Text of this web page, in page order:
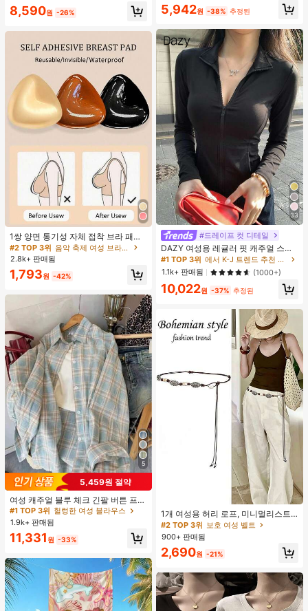
#1 TOP 3위
에서 녹색 다용도로 활용 가능한 데일리 탑
30+ 명 "좋은 원단 소재"
8,590원 -26%
1쌍 양면 통기성 자체 접착 브라 패드,
두꺼워진 삼각형 푸쉬업 디자인, 재사
용 가능, 보이지 않는 비키니 브라 삽
입물, 수영에 적합
#2 TOP 3위
음악 축제 여성 브라 액세서리
2.8k+ 판매됨
1,793원 -42%
5
5,459원 절약
여성 캐주얼 블루 체크 긴팔 버튼 프론
트 폴리에스터 셔츠, 레귤러 핏, 봄 의
류, 편안한 스타일
#1 TOP 3위 헐렁한 여성 블라우스
110+ 명 "예쁨"
#1 TOP 3위 헐렁한 여성 블라우스
110+ 명 "예쁨"
#1 TOP 3위 헐렁한 여성 블라우스
110+ 명 "예쁨"
#1 TOP 3위
헐렁한 여성 블라우스
110+ 명 "예쁨"
1.9k+ 판매됨
11,331 원 -33%
#1 TOP 3위
베이지 여성 토트백
거의 매진!
5,942원 -38% 추정된
33
#드레이프 컷 디테일
DAZY 여성용 레귤러 핏 캐주얼 스포
츠 지퍼업 봄버 재킷, 봄, 가을 여성 의
류 여성 코트
#1 TOP 3위
2.2k+ 명 "좋은 원단 소재"
#1 TOP 3위
에서 K-J 트렌드 추천 상품 여성 아우터웨어
2.2k+ 명 "좋은 원단 소재"
#1 TOP 3위
에서 K-J 트렌드 추천 상품 여성 아우터웨어
2.2k+ 명 "좋은 원단 소재"
#1 TOP 3위
에서 K-J 트렌드 추천 상품 여성 아우터웨어
2.2k+ 명 "좋은 원단 소재"
1.1k+ 판매됨 (1000+)
10,022원 -37% 추정된
1개 여성용 허리 로프, 미니멀리스트
보헤미안 패션 매듭 허리 벨트, 드레
스, 캐주얼 팬츠와 함께 일상 착용에
적합한 장식용 허리 액세서리
보호 여성 벨트
거의 매진!
#2 TOP 3위 보호 여성 벨트
거의 매진!
#2 TOP 3위 보호 여성 벨트
거의 매진!
#2 TOP 3위
보호 여성 벨트
900+ 판매됨
2,690원 -21%